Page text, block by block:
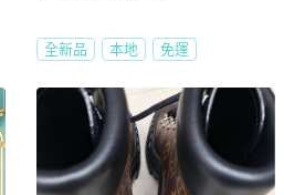
全新品 本地 免運